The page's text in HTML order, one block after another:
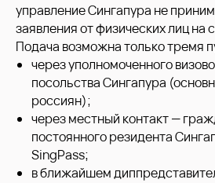
управление Сингапура не
заявления от физических лиц на
Подача возможна только тремя
через уполномоченного
посольства Сингапура
россиян);
через местный контакт —
постоянного резидента
SingPass;
в ближайшем